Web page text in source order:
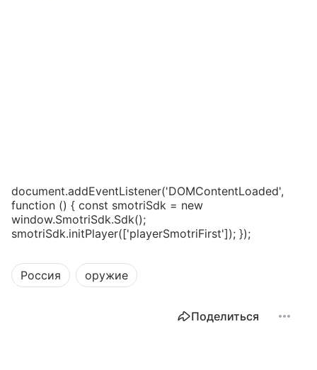
document.addEventListener('DOMContentLoaded',
function () { const smotriSdk = new
window.SmotriSdk.Sdk();
smotriSdk.initPlayer(['playerSmotriFirst']); });
Россия оружие
Поделиться